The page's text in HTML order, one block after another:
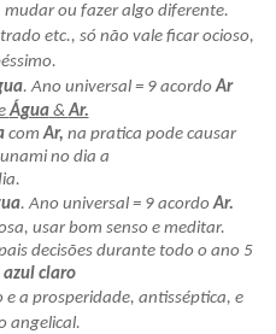
ou fazer algo diferente.
etc., só não vale ficar ocioso,
. Ano universal = 9 acordoAr
Água&Ar.
comAr, na pratica pode causar
no dia a
. Ano universal = 9 acordoAr.
usar bom senso e meditar.
decisões durante todo o ano 5
azul claro
a prosperidade, antisséptica, e
angelical.